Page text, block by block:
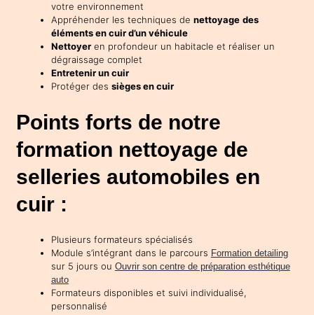
votre environnement
Appréhender les techniques de nettoyage des
éléments en cuir d’un véhicule
Nettoyeren profondeur un habitacle et réaliser un
dégraissage complet
Entretenir un cuir
Protéger des sièges en cuir
Points forts de notre
formation nettoyage de
selleries automobiles en
cuir :
Plusieurs formateurs spécialisés
Module s’intégrant dans le parcours Formation detailing
sur 5 jours ou Ouvrir son centre de préparation esthétique
auto
Formateurs disponibles et suivi individualisé,
personnalisé